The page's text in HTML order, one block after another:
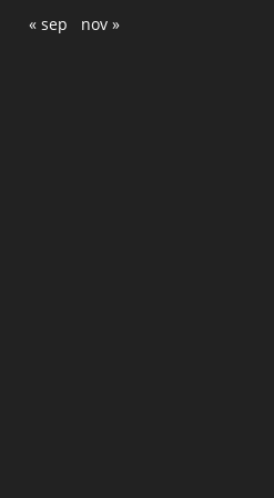
« sep nov »